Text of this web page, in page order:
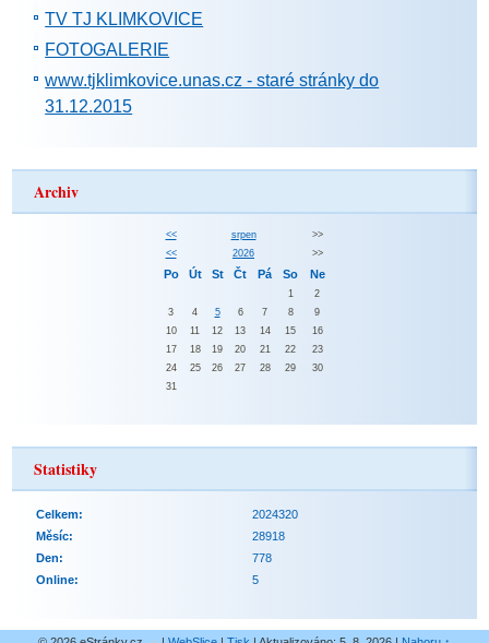
TV TJ KLIMKOVICE
FOTOGALERIE
www.tjklimkovice.unas.cz - staré stránky do
31.12.2015
Archiv
<< srpen
>>
<<
2026 >>
Po Út St Čt Pá So Ne
1
2
3
4 5 6 7 8
9
10
11 12 13 14 15
16
17
18 19 20 21 22
23
24
25 26 27 28 29
30
31
Statistiky
Online: 5
Celkem:
2024320
Měsíc:
28918
Den:
778